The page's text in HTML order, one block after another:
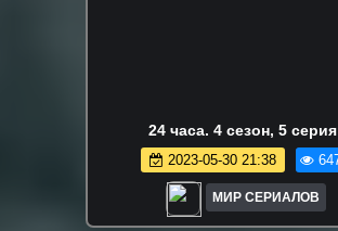
24 часа. 4 сезон, 5 серия
2023-05-30 21:38
МИР СЕРИАЛОВ